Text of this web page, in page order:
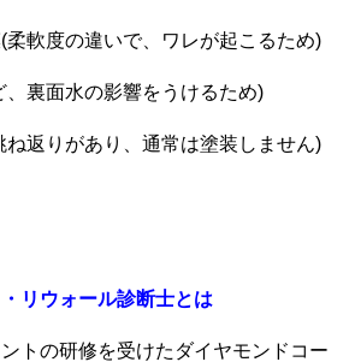
柔軟度の違いで、ワレが起こるため)
裏面水の影響をうけるため)
返りがあり、通常は塗装しません)
リウォール診断士とは
トの研修を受けたダイヤモンドコー